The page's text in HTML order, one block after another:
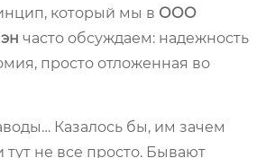
который мы в ООО
часто обсуждаем: надежность
просто отложенная во
Казалось бы, им зачем
не все просто. Бывают